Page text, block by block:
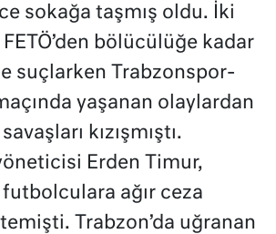
sokağa taşmış oldu. İki
bölücülüğe kadar
suçlarken Trabzonspor-
yaşanan olaylardan
kızışmıştı.
Erden Timur,
ağır ceza
Trabzon’da uğranan